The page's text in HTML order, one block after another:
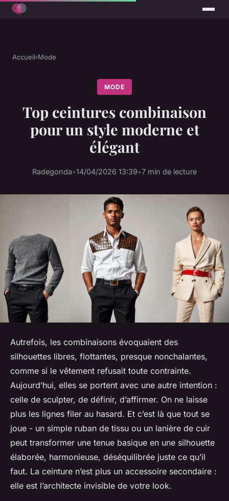
Accueil›Mode
MODE
Top ceintures combinaison
pour un style moderne et
élégant
Radegonda•14/04/2026 13:39•7 min de lecture
Autrefois, les combinaisons évoquaient des
silhouettes libres, flottantes, presque nonchalantes,
comme si le vêtement refusait toute contrainte.
Aujourd’hui, elles se portent avec une autre intention :
celle de sculpter, de définir, d’affirmer. On ne laisse
plus les lignes filer au hasard. Et c’est là que tout se
joue - un simple ruban de tissu ou un lanière de cuir
peut transformer une tenue basique en une silhouette
élaborée, harmonieuse, déséquilibrée juste ce qu’il
faut. La ceinture n’est plus un accessoire secondaire :
elle est l’architecte invisible de votre look.